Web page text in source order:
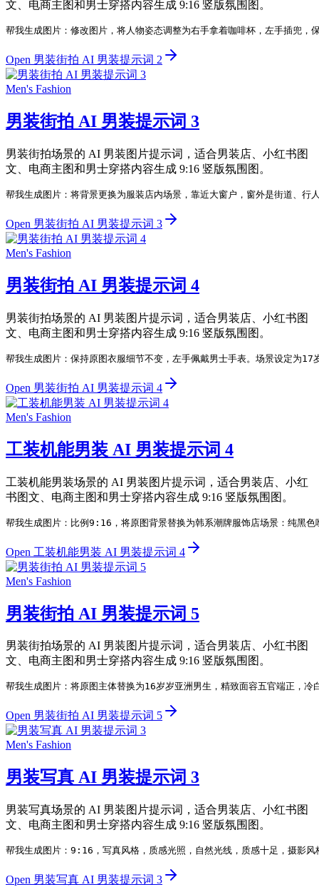
文、电商主图和男士穿搭内容生成 9:16 竖版氛围图。
帮我生成图片：修改图片，将人物姿态调整为右手拿着咖啡杯，左手插兜
Open 男装街拍 AI 男装提示词 2
Men's Fashion
男装街拍 AI 男装提示词 3
男装街拍场景的 AI 男装图片提示词，适合男装店、小红书图
文、电商主图和男士穿搭内容生成 9:16 竖版氛围图。
帮我生成图片：将背景更换为服装店内场景，靠近大窗户，窗外是街道、
Open 男装街拍 AI 男装提示词 3
Men's Fashion
男装街拍 AI 男装提示词 4
男装街拍场景的 AI 男装图片提示词，适合男装店、小红书图
文、电商主图和男士穿搭内容生成 9:16 竖版氛围图。
帮我生成图片：保持原图衣服细节不变，左手佩戴男士手表。场景设定为
Open 男装街拍 AI 男装提示词 4
Men's Fashion
工装机能男装 AI 男装提示词 4
工装机能男装场景的 AI 男装图片提示词，适合男装店、小红
书图文、电商主图和男士穿搭内容生成 9:16 竖版氛围图。
帮我生成图片：比例9:16，将原图背景替换为韩系潮牌服饰店场景：纯黑
Open 工装机能男装 AI 男装提示词 4
Men's Fashion
男装街拍 AI 男装提示词 5
男装街拍场景的 AI 男装图片提示词，适合男装店、小红书图
文、电商主图和男士穿搭内容生成 9:16 竖版氛围图。
帮我生成图片：将原图主体替换为16岁岁亚洲男生，精致面容五官端正，
Open 男装街拍 AI 男装提示词 5
Men's Fashion
男装写真 AI 男装提示词 3
男装写真场景的 AI 男装图片提示词，适合男装店、小红书图
文、电商主图和男士穿搭内容生成 9:16 竖版氛围图。
帮我生成图片：9:16，写真风格，质感光照，自然光线，质感十足，摄影
Open 男装写真 AI 男装提示词 3